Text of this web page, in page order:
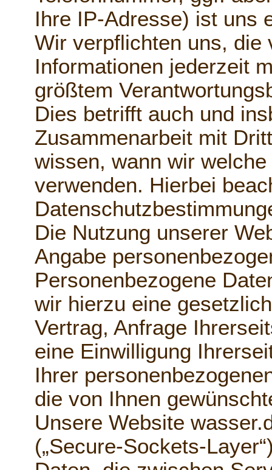
Ihre IP-Adresse) ist uns
Wir verpflichten uns, die
Informationen jederzeit
größtem
Dies betrifft auch und
Zusammenarbeit mit
wissen, wann wir
verwenden. Hierbei
Die Nutzung unserer
Angabe
Personenbezogene
wir hierzu eine
Vertrag, Anfrage
eine Einwilligung
Ihrer
die von Ihnen
Unsere Website
(„Secure-Sockets-